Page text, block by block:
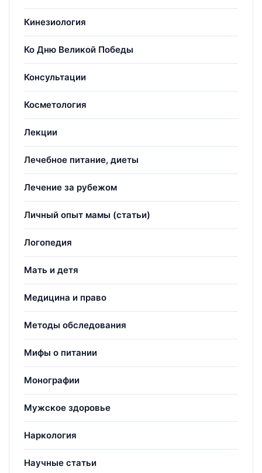
Кинезиология
Ко Дню Великой Победы
Консультации
Косметология
Лекции
Лечебное питание, диеты
Лечение за рубежом
Личный опыт мамы (статьи)
Логопедия
Мать и детя
Медицина и право
Методы обследования
Мифы о питании
Монографии
Мужское здоровье
Наркология
Научные статьи